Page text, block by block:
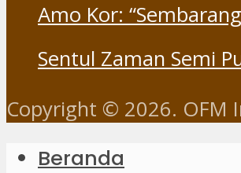
Amo Kor:
Sentul Zaman Semi
Copyright © 2026. OFM
Beranda